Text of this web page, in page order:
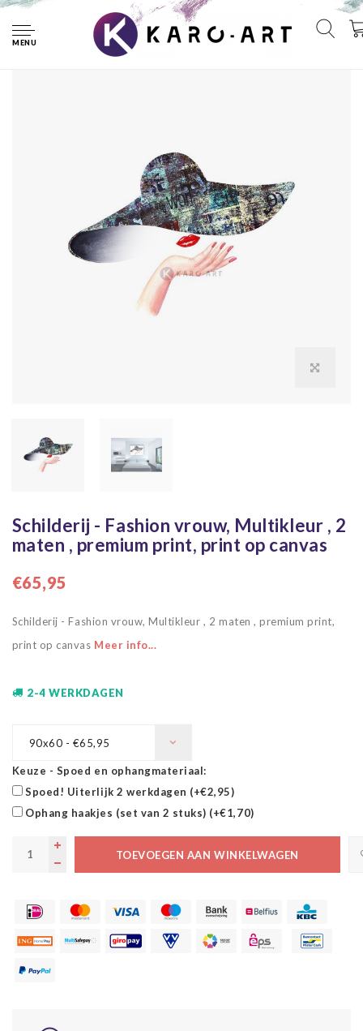
MENU
Schilderij - Fashion vrouw, Multikleur , 2 maten , premium
print, print op canvas
Schilderij - Fashion vrouw, Multikleur , 2
maten , premium print, print op canvas
€65,95
Schilderij - Fashion vrouw, Multikleur , 2 maten , premium print,
print op canvas Meer info...
2-4 WERKDAGEN
90x60 - €65,95
Keuze - Spoed en ophangmateriaal:
Spoed! Uiterlijk 2 werkdagen (+€2,95)
Ophang haakjes (set van 2 stuks) (+€1,70)
TOEVOEGEN AAN WINKELWAGEN